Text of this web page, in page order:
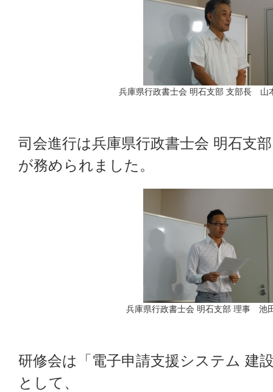
兵庫県行政書士会 明石支部 支部長
司会進行は兵庫県行政書士会 明石支
が務められました。
兵庫県行政書士会 明石支部 理事 池
研修会は「電子申請支援システム 建
として、